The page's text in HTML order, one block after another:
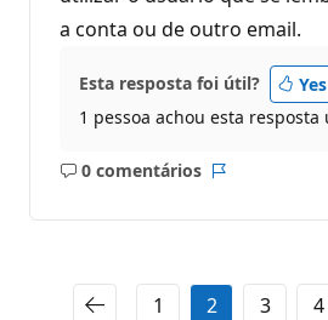
a conta ou de outro email.
Esta resposta foi útil? Yes
1 pessoa achou esta resposta
0 comentários
Sem
1 2 3 4